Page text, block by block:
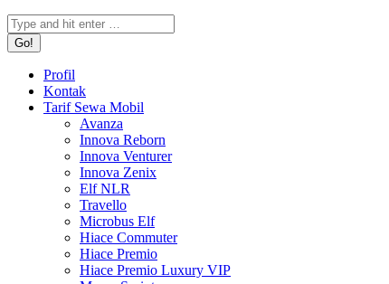
Search:
Profil
Kontak
Tarif Sewa Mobil
Avanza
Innova Reborn
Innova Venturer
Innova Zenix
Elf NLR
Travello
Microbus Elf
Hiace Commuter
Hiace Premio
Hiace Premio Luxury VIP